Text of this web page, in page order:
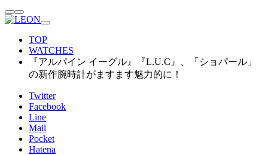
TOP
WATCHES
『アルパイン イーグル』『L.U.C』、「ショパール」
の新作腕時計がますます魅力的に！
Twitter
Facebook
Line
Mail
Pocket
Hatena